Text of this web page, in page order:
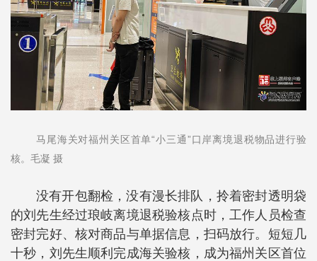
马尾海关对福州关区首单“小三通”口岸离境退税物品进行验
核。毛凝 摄
没有开包翻检，没有漫长排队，拎着密封透明袋
的刘先生经过琅岐离境退税验核点时，工作人员检查
密封完好、核对商品与单据信息，扫码放行。短短几
十秒，刘先生顺利完成海关验核，成为福州关区首位